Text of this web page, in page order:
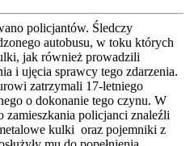
policjantów. Śledczy
autobusu, w toku których
jak również prowadzili
i ujęcia sprawcy tego zdarzenia.
zatrzymali 17-letniego
o dokonanie tego czynu. W
zamieszkania policjanci znaleźli
kulki oraz pojemniki z